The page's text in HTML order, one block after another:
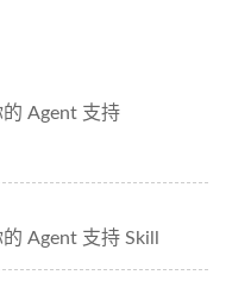
Agent 支持
Agent 支持 Skill